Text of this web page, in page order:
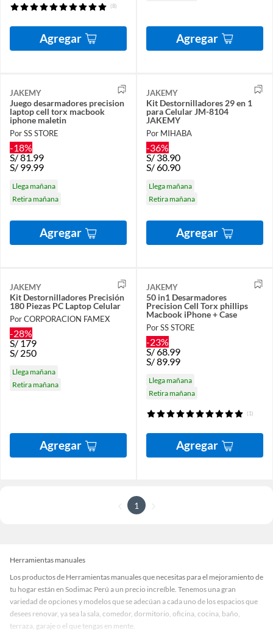
(8)
Agregar Agregar
JAKEMY
Juego desarmadores precision
laptop cell torx macbook
iphone maletin
Por SS STORE
-18%
S/81.99
S/ 99.99
Llega mañana
Retira mañana
Agregar
JAKEMY
Kit Destornilladores 29 en 1
para Celular JM-8104
JAKEMY
Por MIHABA
-36%
S/38.90
S/60.90
Llega mañana
Retira mañana
Agregar
JAKEMY
Kit Destornilladores Precisión
180 Piezas PC Laptop Celular
Por CORPORACION FAMEX
-28%
S/ 179
S/ 250
Llega mañana
Retira mañana
Agregar
JAKEMY
50 in1 Desarmadores
Precision Cell Torx phillips
Macbook iPhone + Case
Por SS STORE
-23%
S/68.99
S/89.99
Llega mañana
Retira mañana
(1)
Agregar
1
Herramientas manuales
Los productos de Herramientas manuales que necesitas para el mejoramiento de
tu hogar están en Sodimac Perú a un precio increíble. Tenemos una gran
variedad de opciones y modelos que se adecúan a cada uno de los espacios que
desees renovar, ya sea la sala, comedor, dormitorio, oficina, cocina, baño,
terraza, garaje o el que tengas en mente.